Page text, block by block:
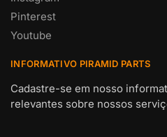
Pinterest
Youtube
INFORMATIVO PIRAMID PARTS
Cadastre-se em nosso
relevantes sobre nossos